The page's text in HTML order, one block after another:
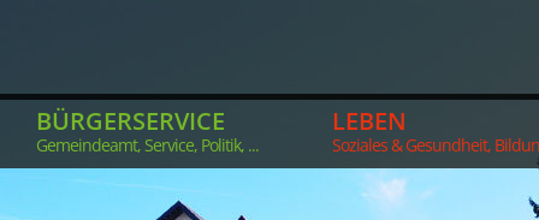
BÜRGERSERVICE
Gemeindeamt, Service, Politik, ...
LEBEN
Soziales & Gesundheit,